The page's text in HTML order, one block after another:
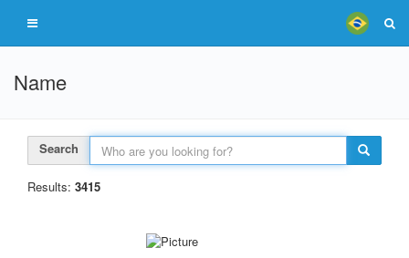
Name
Search
Results: 3415